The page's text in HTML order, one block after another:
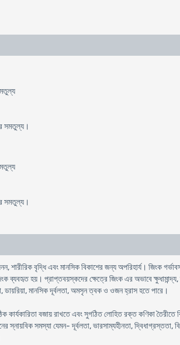
সমতুল্য।
সমতুল্য।
বৃদ্ধি এবং মানসিক বিকাশের জন্য অপরিহার্য। জিংক
হয়। প্রাপ্তবয়স্কদের ক্ষেত্রে জিংক এর অভাবে
ডায়রিয়া, মানসিক দূর্বলতা, অমসৃন ত্বক ও ওজন হ্রাস হতে পারে।
বজায় রাখতে এবং সুগঠিত লোহিত রক্ত কণিকা
সমস্যা যেমন- দূর্বলতা, ভারসাম্যহীনতা,